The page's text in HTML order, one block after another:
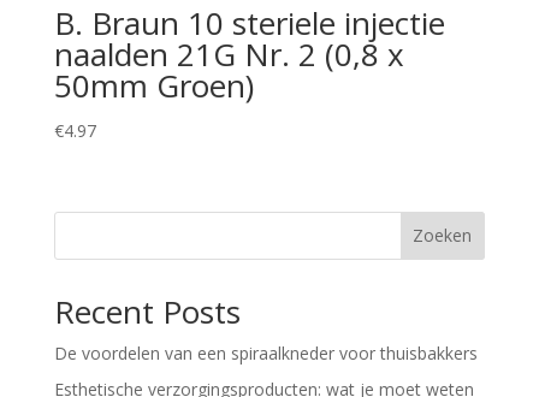
B. Braun 10 steriele injectie
naalden 21G Nr. 2 (0,8 x
50mm Groen)
€4.97
Zoeken
Recent Posts
De voordelen van een spiraalkneder voor thuisbakkers
Esthetische verzorgingsproducten: wat je moet weten